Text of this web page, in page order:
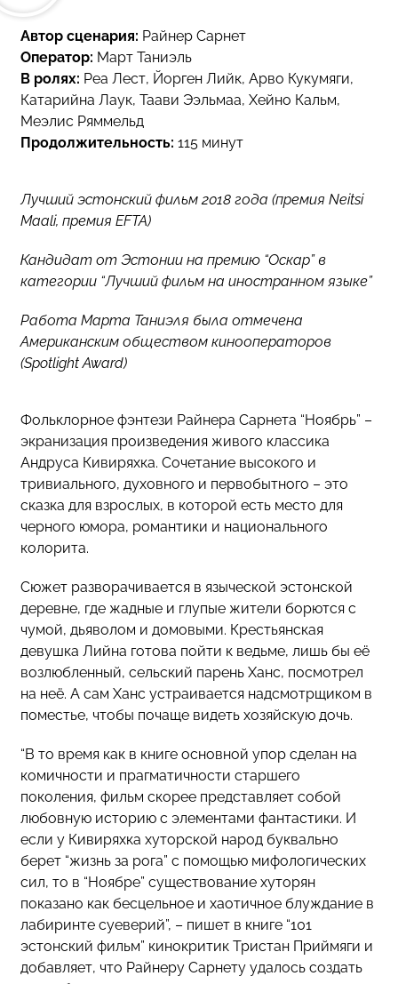
Автор сценария: Райнер Сарнет
Оператор: Март Таниэль
В ролях: Реа Лест, Йорген Лийк, Арво Кукумяги,
Катарийна Лаук, Таави Ээльмаа, Хейно Кальм,
Меэлис Ряммельд
Продолжительность: 115 минут
Лучший эстонский фильм 2018 года (премия Neitsi
Maali, премия EFTA)
Кандидат от Эстонии на премию “Оскар” в
категории “Лучший фильм на иностранном языке”
Работа Марта Таниэля была отмечена
Американским обществом кинооператоров
(Spotlight Award)
Фольклорное фэнтези Райнера Сарнета “Ноябрь” –
экранизация произведения живого классика
Андруса Кивиряхка. Сочетание высокого и
тривиального, духовного и первобытного – это
сказка для взрослых, в которой есть место для
черного юмора, романтики и национального
колорита.
Сюжет разворачивается в языческой эстонской
деревне, где жадные и глупые жители борются с
чумой, дьяволом и домовыми. Крестьянская
девушка Лийна готова пойти к ведьме, лишь бы её
возлюбленный, сельский парень Ханс, посмотрел
на неё. А сам Ханс устраивается надсмотрщиком в
поместье, чтобы почаще видеть хозяйскую дочь.
“В то время как в книге основной упор сделан на
комичности и прагматичности старшего
поколения, фильм скорее представляет собой
любовную историю с элементами фантастики. И
если у Кивиряхка хуторской народ буквально
берет “жизнь за рога” с помощью мифологических
сил, то в “Ноябре” существование хуторян
показано как бесцельное и хаотичное блуждание в
лабиринте суеверий”, – пишет в книге “101
эстонский фильм” кинокритик Тристан Приймяги и
добавляет, что Райнеру Сарнету удалось создать